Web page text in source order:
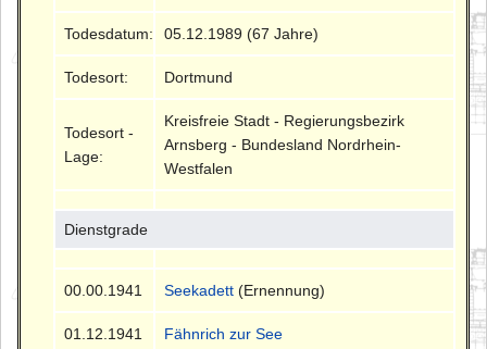
Todesdatum: 05.12.1989 (67 Jahre)
Todesort: Dortmund
Todesort -
Lage:
Kreisfreie Stadt - Regierungsbezirk
Arnsberg - Bundesland Nordrhein-
Westfalen
Dienstgrade
00.00.1941 Seekadett (Ernennung)
01.12.1941 Fähnrich zur See